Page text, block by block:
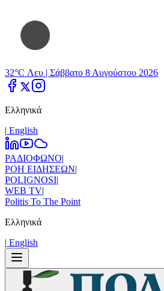
32°C Λευ | Σάββατο 8 Αυγούστου 2026
Ελληνικά
| Εnglish
ΡΑΔΙΟΦΩΝΟ|
ΡΟΗ ΕΙΔΗΣΕΩΝ|
POLIGNOSI|
WEB TV|
Politis To The Point
Ελληνικά
| Εnglish